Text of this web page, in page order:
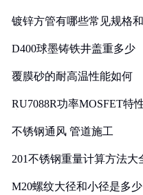
镀锌方管有哪些常见规格
D400球墨铸铁井盖重多少
覆膜砂的耐高温性能如何
RU7088R功率MOSFET特
不锈钢通风 管道施工
201不锈钢重量计算方法大
M20螺纹大径和小径是多少